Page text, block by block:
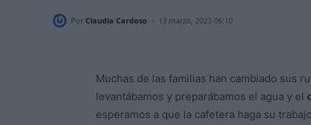
Por Claudia Cardoso - 13 marzo, 2023 06:10
Muchas de las familias han cambiado sus
levantábamos y preparábamos el agua y el
esperamos a que la cafetera haga su